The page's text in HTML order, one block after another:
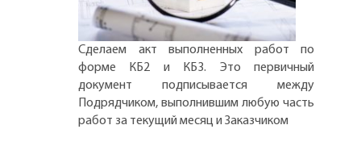
Сделаем акт выполненных работ по
форме КБ2 и КБ3. Это первичный
документ подписывается между
Подрядчиком, выполнившим любую часть
работ за текущий месяц и Заказчиком